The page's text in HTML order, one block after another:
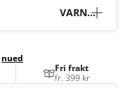
VARNI
nued
Fri frakt
fr. 399 kr